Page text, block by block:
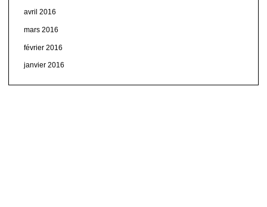
avril 2016
mars 2016
février 2016
janvier 2016